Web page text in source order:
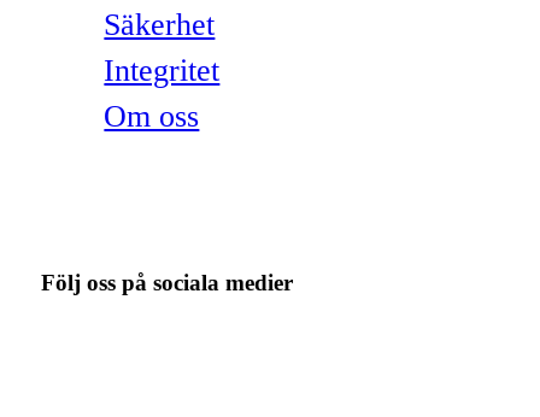
Säkerhet
Integritet
Om oss
Följ oss på sociala medier